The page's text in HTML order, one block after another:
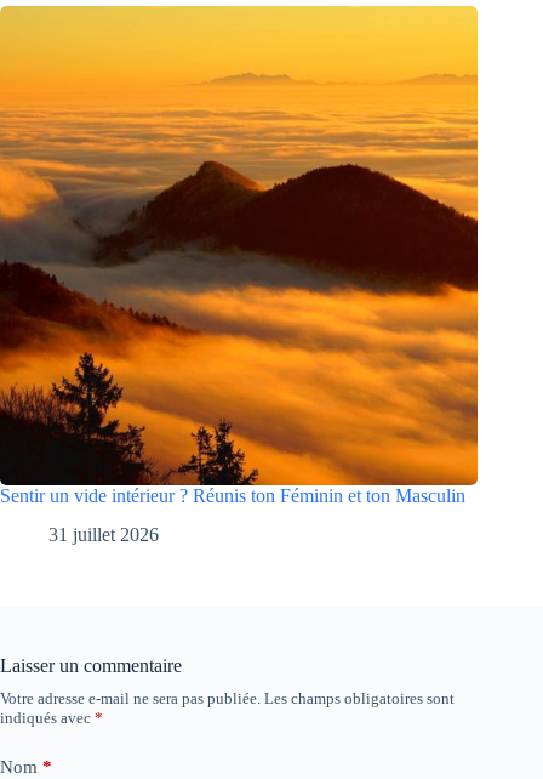
Sentir un vide intérieur ? Réunis ton Féminin et ton Masculin
31 juillet 2026
Laisser un commentaire
Votre adresse e-mail ne sera pas publiée. Les champs obligatoires sont
indiqués avec *
Nom *